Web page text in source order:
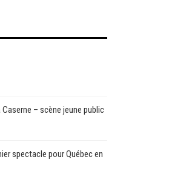
– scène jeune public
spectacle pour Québec en